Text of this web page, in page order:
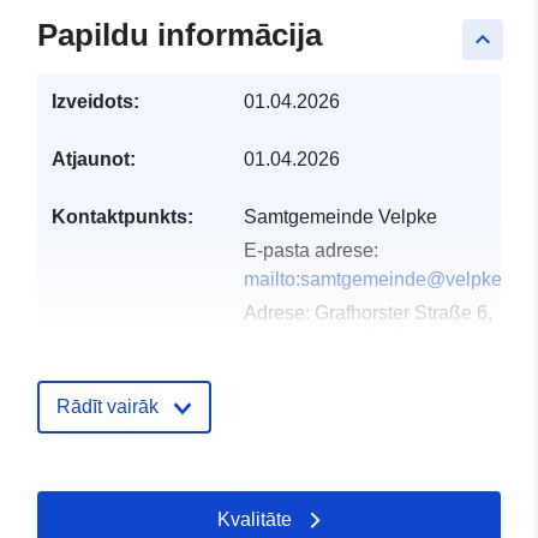
keyboard_arrow_up
Papildu informācija
Izveidots: 01.04.2026
Atjaunot: 01.04.2026
Kontaktpunkts:
Samtgemeinde Velpke
E-pasta adrese:
mailto:samtgemeinde@velpke.de
Adrese: Grafhorster Straße 6,
Kataloga
Jaunākā informācija par
31 July 2026
Rādīt vairāk
Kvalitāte